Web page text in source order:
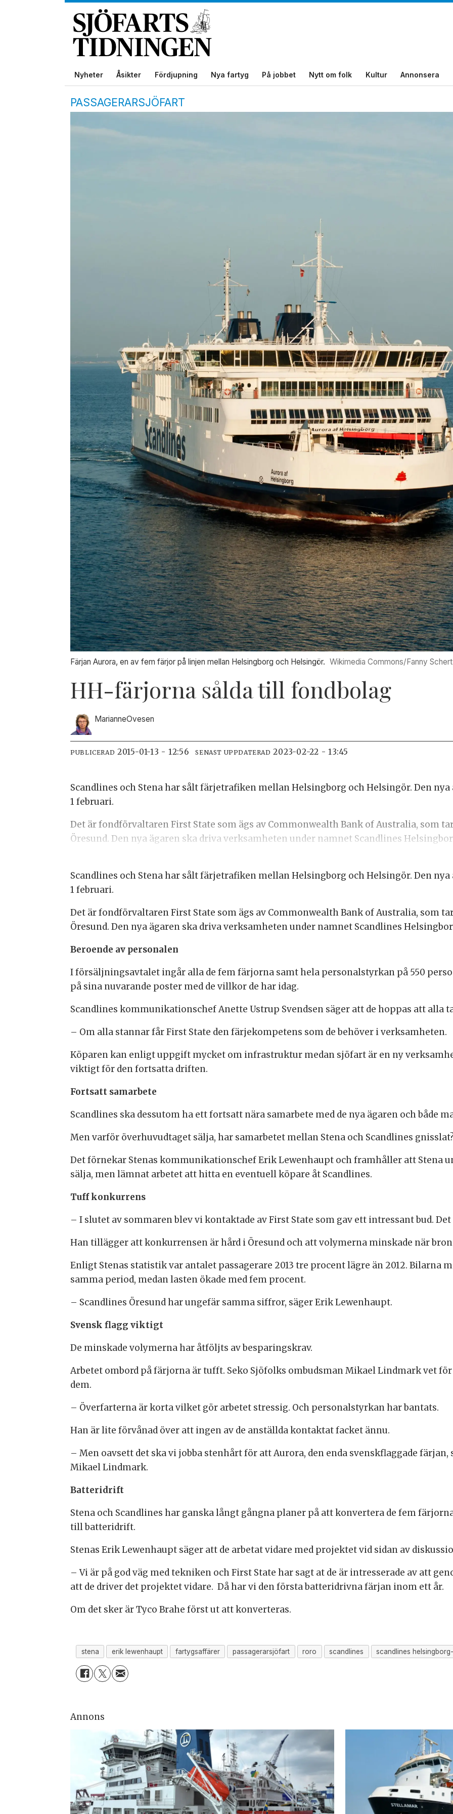
Nyheter Åsikter Fördjupning Nya fartyg På jobbet Nytt om folk Kultur Annonsera
PASSAGERARSJÖFART
Färjan Aurora, en av fem färjor på linjen mellan Helsingborg och Helsingör. Wikimedia Commons/Fanny
HH-färjorna sålda till fondbolag
MarianneOvesen
PUBLICERAD 2015-01-13 - 12:56 SENAST UPPDATERAD 2023-02-22 - 13:45
Scandlines och Stena har sålt färjetrafiken mellan Helsingborg och Helsingör. Den
1 februari.
Det är fondförvaltaren First State som ägs av Commonwealth Bank of Australia, som
Öresund. Den nya ägaren ska driva verksamheten under namnet Scandlines
Scandlines och Stena har sålt färjetrafiken mellan Helsingborg och Helsingör. Den
1 februari.
Det är fondförvaltaren First State som ägs av Commonwealth Bank of Australia, som
Öresund. Den nya ägaren ska driva verksamheten under namnet Scandlines
Beroende av personalen
I försäljningsavtalet ingår alla de fem färjorna samt hela personalstyrkan på 550
på sina nuvarande poster med de villkor de har idag.
Scandlines kommunikationschef Anette Ustrup Svendsen säger att de hoppas att alla
– Om alla stannar får First State den färjekompetens som de behöver i verksamheten.
Köparen kan enligt uppgift mycket om infrastruktur medan sjöfart är en ny
viktigt för den fortsatta driften.
Fortsatt samarbete
Scandlines ska dessutom ha ett fortsatt nära samarbete med de nya ägaren och både
Men varför överhuvudtaget sälja, har samarbetet mellan Stena och Scandlines
Det förnekar Stenas kommunikationschef Erik Lewenhaupt och framhåller att Stena
sälja, men lämnat arbetet att hitta en eventuell köpare åt Scandlines.
Tuff konkurrens
– I slutet av sommaren blev vi kontaktade av First State som gav ett intressant bud.
Han tillägger att konkurrensen är hård i Öresund och att volymerna minskade när
Enligt Stenas statistik var antalet passagerare 2013 tre procent lägre än 2012. Bilarna
samma period, medan lasten ökade med fem procent.
– Scandlines Öresund har ungefär samma siffror, säger Erik Lewenhaupt.
Svensk flagg viktigt
De minskade volymerna har åtföljts av besparingskrav.
Arbetet ombord på färjorna är tufft. Seko Sjöfolks ombudsman Mikael Lindmark vet
dem.
– Överfarterna är korta vilket gör arbetet stressig. Och personalstyrkan har bantats.
Han är lite förvånad över att ingen av de anställda kontaktat facket ännu.
– Men oavsett det ska vi jobba stenhårt för att Aurora, den enda svenskflaggade
Mikael Lindmark.
Batteridrift
Stena och Scandlines har ganska långt gångna planer på att konvertera de fem
till batteridrift.
Stenas Erik Lewenhaupt säger att de arbetat vidare med projektet vid sidan av
– Vi är på god väg med tekniken och First State har sagt at de är intresserade av att
att de driver det projektet vidare. Då har vi den första batteridrivna färjan inom ett år.
Om det sker är Tyco Brahe först ut att konverteras.
stena erik lewenhaupt fartygsaffärer passagerarsjöfart roro scandlines scandlines
Annons